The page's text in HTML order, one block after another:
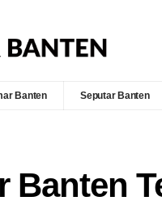
Banten Seputar Banten
Banten